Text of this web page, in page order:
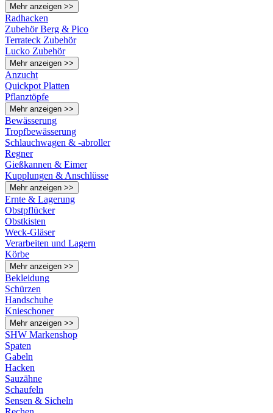
Mehr anzeigen >>
Radhacken
Zubehör Berg & Pico
Terrateck Zubehör
Lucko Zubehör
Mehr anzeigen >>
Anzucht
Quickpot Platten
Pflanztöpfe
Mehr anzeigen >>
Bewässerung
Tropfbewässerung
Schlauchwagen & -abroller
Regner
Gießkannen & Eimer
Kupplungen & Anschlüsse
Mehr anzeigen >>
Ernte & Lagerung
Obstpflücker
Obstkisten
Weck-Gläser
Verarbeiten und Lagern
Körbe
Mehr anzeigen >>
Bekleidung
Schürzen
Handschuhe
Knieschoner
Mehr anzeigen >>
SHW Markenshop
Spaten
Gabeln
Hacken
Sauzähne
Schaufeln
Sensen & Sicheln